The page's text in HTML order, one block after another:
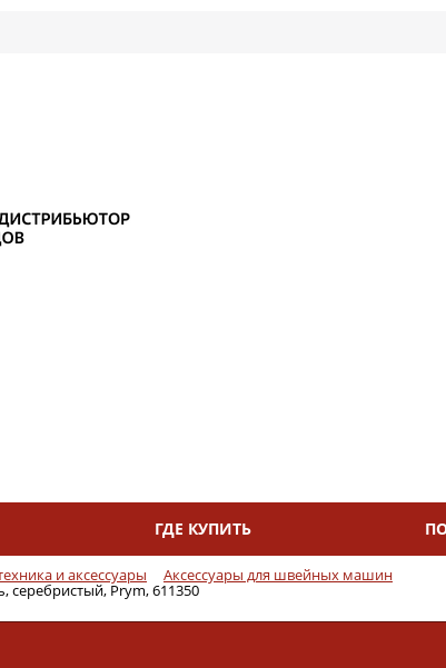
ГДЕ КУПИТЬ
и аксессуары Аксессуары для швейных машин
серебристый, Prym, 611350